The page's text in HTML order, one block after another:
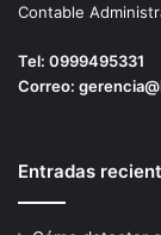
Contable
Tel: 0999495331
Correo:
Entradas